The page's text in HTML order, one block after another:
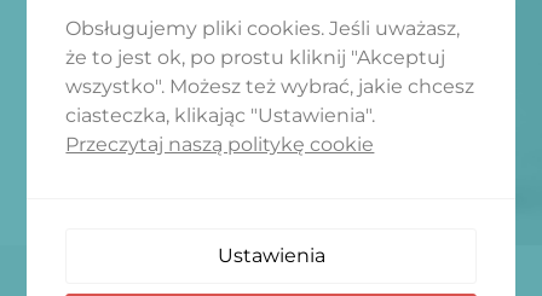
Obsługujemy pliki cookies. Jeśli uważasz,
że to jest ok, po prostu kliknij "Akceptuj
wszystko". Możesz też wybrać, jakie chcesz
ciasteczka, klikając "Ustawienia".
Przeczytaj naszą politykę cookie
Ustawienia